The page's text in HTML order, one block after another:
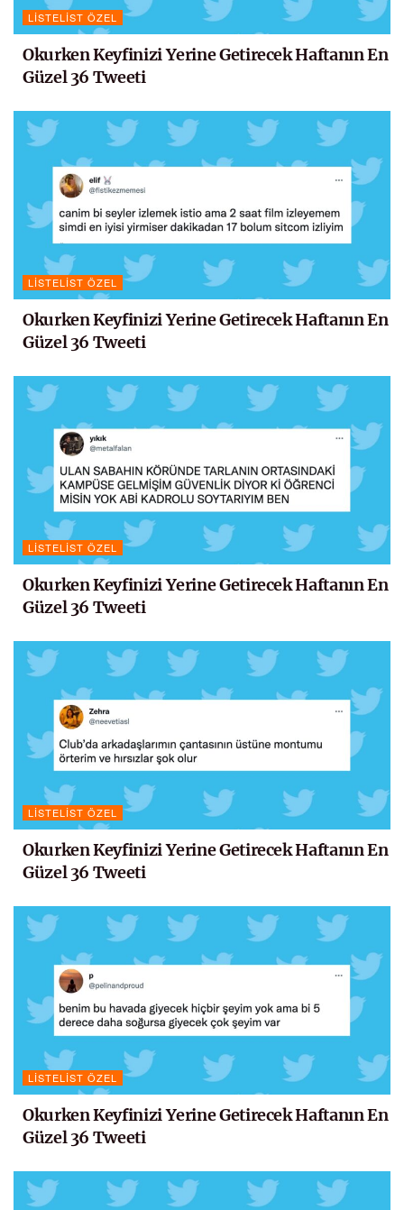
LISTELIST ÖZEL
Okurken Keyfinizi Yerine Getirecek Haftanın En
Güzel 36 Tweeti
LISTELIST ÖZEL
Okurken Keyfinizi Yerine Getirecek Haftanın En
Güzel 36 Tweeti
LISTELIST ÖZEL
Okurken Keyfinizi Yerine Getirecek Haftanın En
Güzel 36 Tweeti
LISTELIST ÖZEL
Okurken Keyfinizi Yerine Getirecek Haftanın En
Güzel 36 Tweeti
LISTELIST ÖZEL
Okurken Keyfinizi Yerine Getirecek Haftanın En
Güzel 36 Tweeti